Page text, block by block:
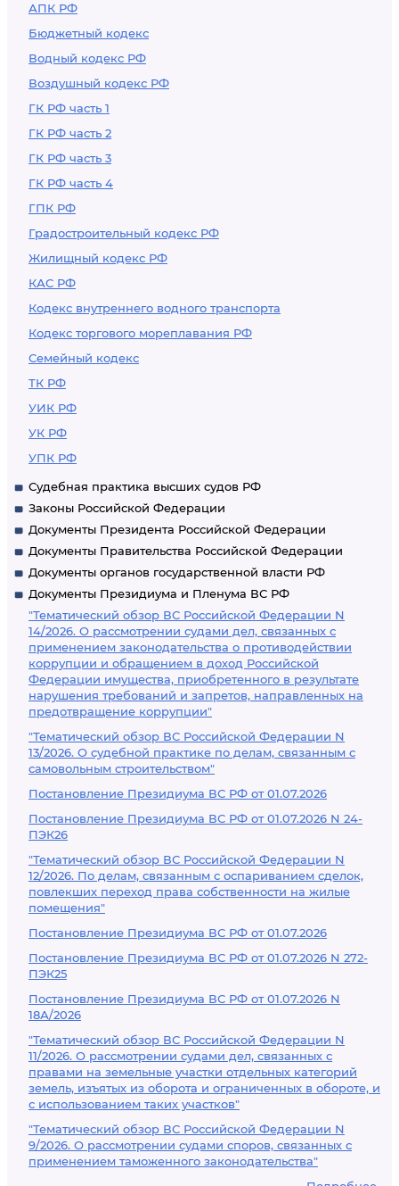
АПК РФ
Бюджетный кодекс
Водный кодекс РФ
Воздушный кодекс РФ
ГК РФ часть 1
ГК РФ часть 2
ГК РФ часть 3
ГК РФ часть 4
ГПК РФ
Градостроительный кодекс РФ
Жилищный кодекс РФ
КАС РФ
Кодекс внутреннего водного транспорта
Кодекс торгового мореплавания РФ
Семейный кодекс
ТК РФ
УИК РФ
УК РФ
УПК РФ
Судебная практика высших судов РФ
Законы Российской Федерации
Документы Президента Российской Федерации
Документы Правительства Российской Федерации
Документы органов государственной власти РФ
Документы Президиума и Пленума ВС РФ
"Тематический обзор ВС Российской Федерации N
14/2026. О рассмотрении судами дел, связанных с
применением законодательства о противодействии
коррупции и обращением в доход Российской
Федерации имущества, приобретенного в результате
нарушения требований и запретов, направленных на
предотвращение коррупции"
"Тематический обзор ВС Российской Федерации N
13/2026. О судебной практике по делам, связанным с
самовольным строительством"
Постановление Президиума ВС РФ от 01.07.2026
Постановление Президиума ВС РФ от 01.07.2026 N 24-
ПЭК26
"Тематический обзор ВС Российской Федерации N
12/2026. По делам, связанным с оспариванием сделок,
повлекших переход права собственности на жилые
помещения"
Постановление Президиума ВС РФ от 01.07.2026
Постановление Президиума ВС РФ от 01.07.2026 N 272-
ПЭК25
Постановление Президиума ВС РФ от 01.07.2026 N
18А/2026
"Тематический обзор ВС Российской Федерации N
11/2026. О рассмотрении судами дел, связанных с
правами на земельные участки отдельных категорий
земель, изъятых из оборота и ограниченных в обороте, и
с использованием таких участков"
"Тематический обзор ВС Российской Федерации N
9/2026. О рассмотрении судами споров, связанных с
применением таможенного законодательства"